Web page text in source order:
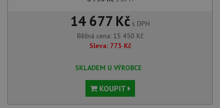
14 677 Kč s DPH
Běžná cena: 15 450 Kč
Sleva: 773 Kč
SKLADEM U VÝROBCE
KOUPIT